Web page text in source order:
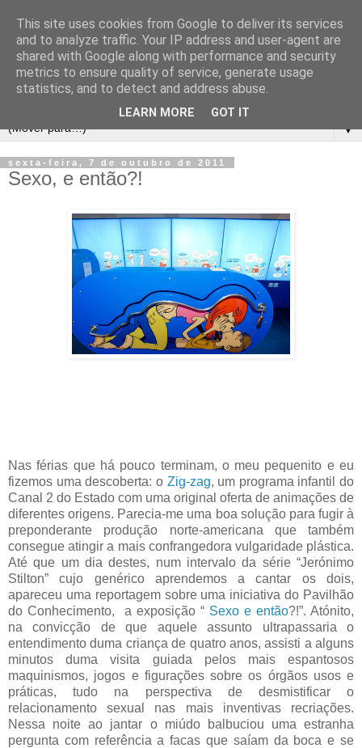
▼
sexta-feira, 7 de outubro de 2011
Sexo, e então?!
Nas férias que há pouco terminam, o meu pequenito e eu
fizemos uma descoberta: o Zig-zag, um programa infantil do
Canal 2 do Estado com uma original oferta de animações de
diferentes origens. Parecia-me uma boa solução para fugir à
preponderante produção norte-americana que também
consegue atingir a mais confrangedora vulgaridade plástica.
Até que um dia destes, num intervalo da série “Jerónimo
Stilton” cujo genérico aprendemos a cantar os dois,
apareceu uma reportagem sobre uma iniciativa do Pavilhão
do Conhecimento, a exposição “ Sexo e então?!”. Atónito,
na convicção de que aquele assunto ultrapassaria o
entendimento duma criança de quatro anos, assisti a alguns
minutos duma visita guiada pelos mais espantosos
maquinismos, jogos e figurações sobre os órgãos usos e
práticas, tudo na perspectiva de desmistificar o
relacionamento sexual nas mais inventivas recriações.
Nessa noite ao jantar o miúdo balbuciou uma estranha
pergunta com referência a facas que saíam da boca e se
This site uses cookies from Google to deliver its services
and to analyze traffic. Your IP address and user-agent are
shared with Google along with performance and security
metrics to ensure quality of service, generate usage
statistics, and to detect and address abuse.
LEARN MORE GOT IT